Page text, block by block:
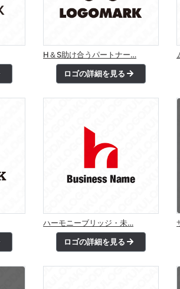
H＆S助け合うパートナー…
ロゴの詳細を見る
ハーモニーブリッジ・未…
ロゴの詳細を見る